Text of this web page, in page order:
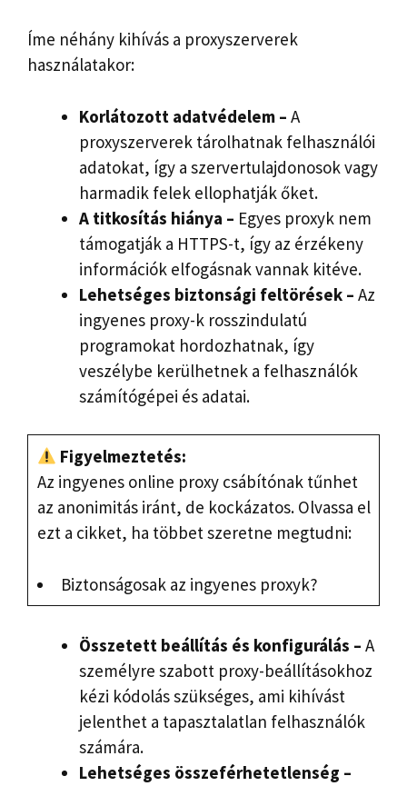
Íme néhány kihívás a proxyszerverek
használatakor:
Korlátozott adatvédelem – A
proxyszerverek tárolhatnak felhasználói
adatokat, így a szervertulajdonosok vagy
harmadik felek ellophatják őket.
A titkosítás hiánya – Egyes proxyk nem
támogatják a HTTPS-t, így az érzékeny
információk elfogásnak vannak kitéve.
Lehetséges biztonsági feltörések – Az
ingyenes proxy-k rosszindulatú
programokat hordozhatnak, így
veszélybe kerülhetnek a felhasználók
számítógépei és adatai.
Figyelmeztetés:
Az ingyenes online proxy csábítónak tűnhet
az anonimitás iránt, de kockázatos. Olvassa el
ezt a cikket, ha többet szeretne megtudni:
Biztonságosak az ingyenes proxyk?
Összetett beállítás és konfigurálás – A
személyre szabott proxy-beállításokhoz
kézi kódolás szükséges, ami kihívást
jelenthet a tapasztalatlan felhasználók
számára.
Lehetséges összeférhetetlenség –